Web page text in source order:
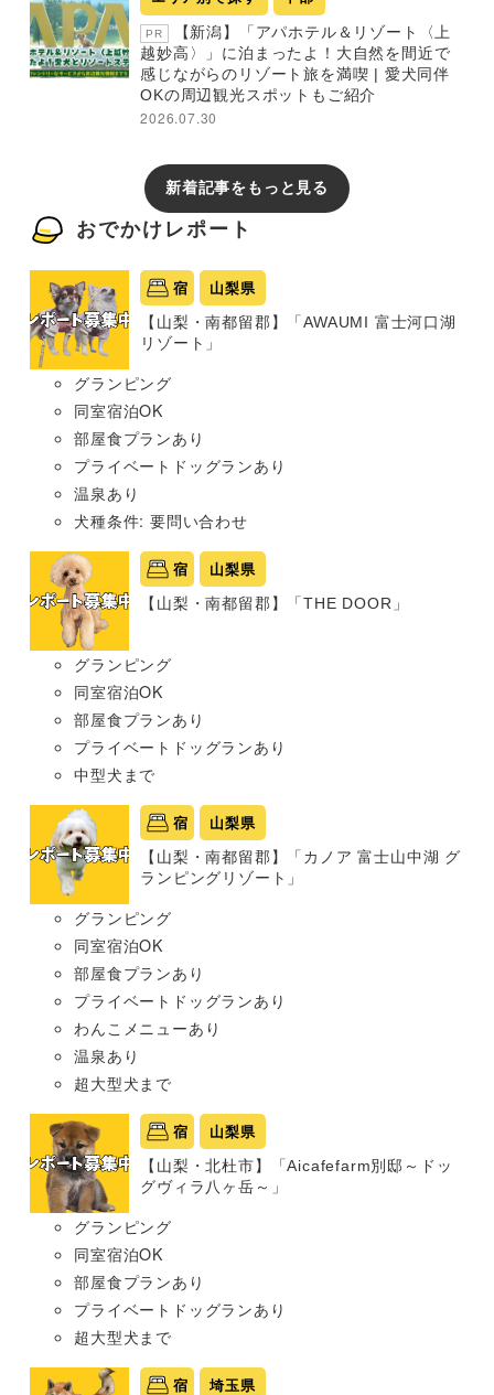
PR
【新潟】「アパホテル＆リゾート〈上
越妙高〉」に泊まったよ！大自然を間近で
感じながらのリゾート旅を満喫 | 愛犬同伴
OKの周辺観光スポットもご紹介
2026.07.30
新着記事をもっと見る
おでかけレポート
宿 山梨県
【山梨・南都留郡】「AWAUMI 富士河口湖
リゾート」
グランピング
同室宿泊OK
部屋食プランあり
プライベートドッグランあり
温泉あり
犬種条件: 要問い合わせ
宿 山梨県
【山梨・南都留郡】「THE DOOR」
グランピング
同室宿泊OK
部屋食プランあり
プライベートドッグランあり
中型犬まで
宿 山梨県
【山梨・南都留郡】「カノア 富士山中湖 グ
ランピングリゾート」
グランピング
同室宿泊OK
部屋食プランあり
プライベートドッグランあり
わんこメニューあり
温泉あり
超大型犬まで
宿 山梨県
【山梨・北杜市】「Aicafefarm別邸～ドッ
グヴィラ八ヶ岳～」
グランピング
同室宿泊OK
部屋食プランあり
プライベートドッグランあり
超大型犬まで
宿 埼玉県